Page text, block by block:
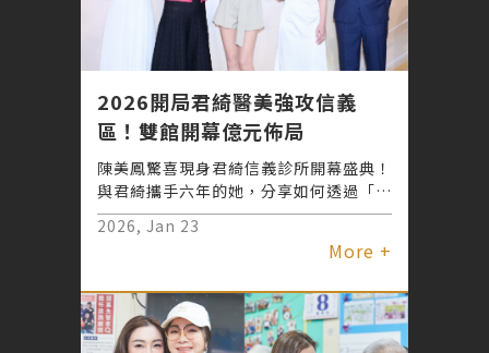
2026開局君綺醫美強攻信義
區！雙館開幕億元佈局
陳美鳳驚喜現身君綺信義診所開幕盛典！
與君綺攜手六年的她，分享如何透過「再
生美學」系統化管理維持完美狀態。君綺
醫美信義雙館擴大經營，讓預約更彈性、
服務更全面，成為女神心中唯一信任的專
2026, Jan 23
More +